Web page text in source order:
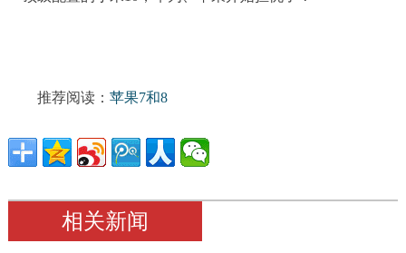
推荐阅读： 苹果7和8
相关新闻